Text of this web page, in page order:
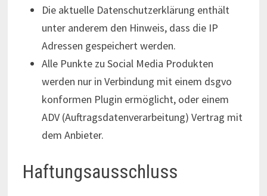
Die aktuelle Datenschutzerklärung enthält
unter anderem den Hinweis, dass die IP
Adressen gespeichert werden.
Alle Punkte zu Social Media Produkten
werden nur in Verbindung mit einem dsgvo
konformen Plugin ermöglicht, oder einem
ADV (Auftragsdatenverarbeitung) Vertrag mit
dem Anbieter.
Haftungsausschluss